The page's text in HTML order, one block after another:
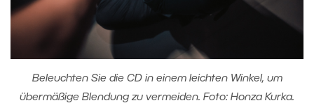
Beleuchten Sie die CD in einem leichten Winkel, um
übermäßige Blendung zu vermeiden. Foto: Honza Kurka.